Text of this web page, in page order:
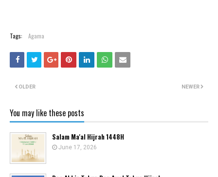
Tags: Agama
NEWER
OLDER
You may like these posts
Salam Ma'al Hijrah 1448H
June 17, 2026